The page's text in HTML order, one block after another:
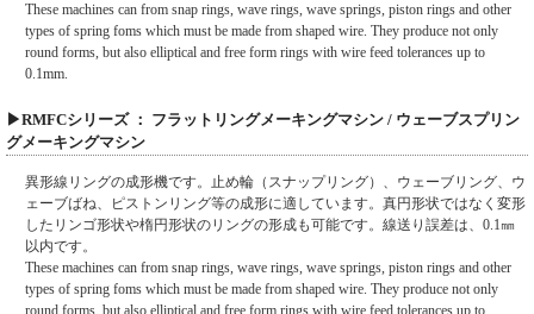
These machines can from snap rings, wave rings, wave springs, piston rings and other
types of spring foms which must be made from shaped wire. They produce not only
round forms, but also elliptical and free form rings with wire feed tolerances up to
0.1mm.
▶RMFCシリーズ ： フラットリングメーキングマシン / ウェーブスプリン
グメーキングマシン
異形線リングの成形機です。止め輪（スナップリング）、ウェーブリング、ウ
ェーブばね、ピストンリング等の成形に適しています。真円形状ではなく変形
したリンゴ形状や楕円形状のリングの形成も可能です。線送り誤差は、0.1㎜
以内です。
These machines can from snap rings, wave rings, wave springs, piston rings and other
types of spring foms which must be made from shaped wire. They produce not only